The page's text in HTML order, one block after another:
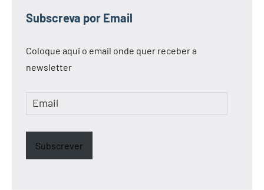
Subscreva por Email
Coloque aqui o email onde quer receber a
newsletter
Email
Subscrever